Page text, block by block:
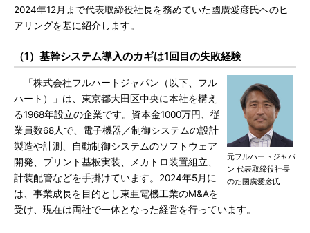
2024年12月まで代表取締役社長を務めていた國廣愛彦氏へのヒ
アリングを基に紹介します。
（1）基幹システム導入のカギは1回目の失敗経験
元フルハートジャパ
ン 代表取締役社長
のた國廣愛彦氏
「株式会社フルハートジャパン（以下、フル
ハート）」は、東京都大田区中央に本社を構え
る1968年設立の企業です。資本金1000万円、従
業員数68人で、電子機器／制御システムの設計
製造や計測、自動制御システムのソフトウェア
開発、プリント基板実装、メカトロ装置組立、
計装配管などを手掛けています。2024年5月に
は、事業成長を目的とし東亜電機工業のM&Aを
受け、現在は両社で一体となった経営を行っています。